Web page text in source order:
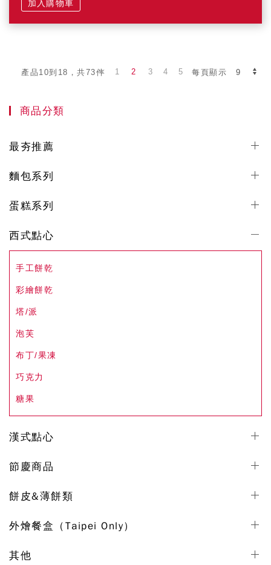
加入購物車
產品10到18，共73件 每頁顯示
1 2 3 4 5
商品分類
最夯推薦
麵包系列
蛋糕系列
西式點心
手工餅乾
彩繪餅乾
塔/派
泡芙
布丁/果凍
巧克力
糖果
漢式點心
節慶商品
餅皮&薄餅類
外燴餐盒（Taipei Only）
其他